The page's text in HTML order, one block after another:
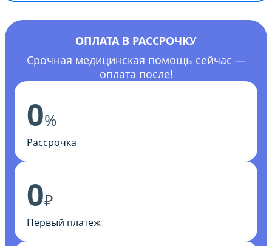
ОПЛАТА В РАССРОЧКУ
Срочная медицинская помощь сейчас —
оплата после!
0%
Рассрочка
0₽
Первый платеж